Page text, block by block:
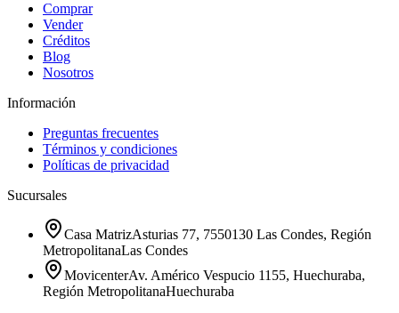
Comprar
Vender
Créditos
Blog
Nosotros
Información
Preguntas frecuentes
Términos y condiciones
Políticas de privacidad
Sucursales
Casa MatrizAsturias 77, 7550130 Las Condes, Región
MetropolitanaLas Condes
MovicenterAv. Américo Vespucio 1155, Huechuraba,
Región MetropolitanaHuechuraba